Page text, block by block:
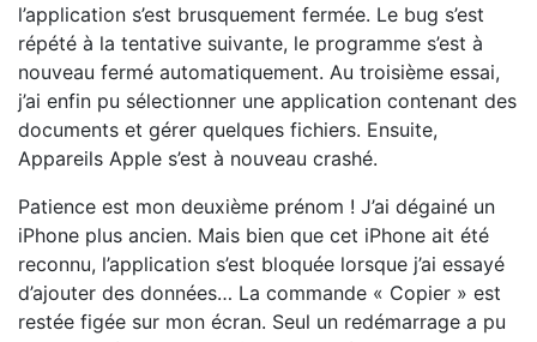
l’application s’est brusquement fermée. Le bug s’est
répété à la tentative suivante, le programme s’est à
nouveau fermé automatiquement. Au troisième essai,
j’ai enfin pu sélectionner une application contenant des
documents et gérer quelques fichiers. Ensuite,
Appareils Apple s’est à nouveau crashé.
Patience est mon deuxième prénom ! J’ai dégainé un
iPhone plus ancien. Mais bien que cet iPhone ait été
reconnu, l’application s’est bloquée lorsque j’ai essayé
d’ajouter des données… La commande « Copier » est
restée figée sur mon écran. Seul un redémarrage a pu